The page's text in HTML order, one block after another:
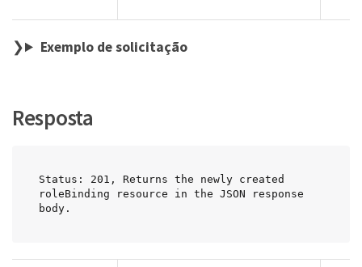
Exemplo de solicitação
Resposta
Status: 201, Returns the newly created
roleBinding resource in the JSON response
body.